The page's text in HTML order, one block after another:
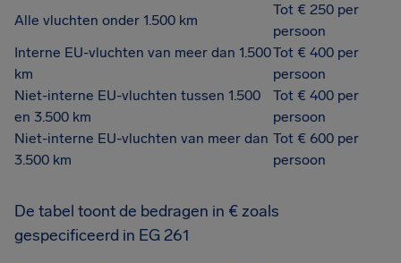
Alle vluchten onder 1.500 km
Tot € 250 per
persoon
Interne EU-vluchten van meer dan 1.500
km
Tot € 400 per
persoon
Niet-interne EU-vluchten tussen 1.500
en 3.500 km
Tot € 400 per
persoon
Niet-interne EU-vluchten van meer dan
3.500 km
Tot € 600 per
persoon
De tabel toont de bedragen in € zoals
gespecificeerd in EG 261